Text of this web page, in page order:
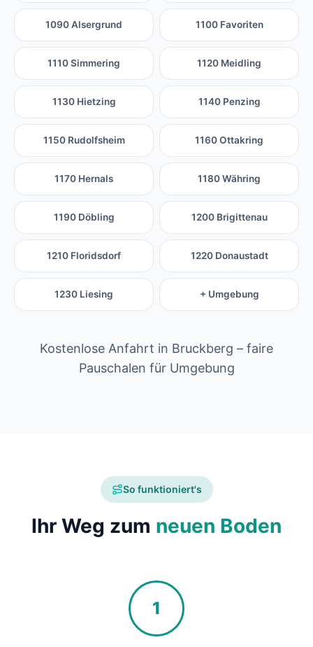
1090 Alsergrund 1100 Favoriten
1110 Simmering 1120 Meidling
1130 Hietzing 1140 Penzing
1150 Rudolfsheim 1160 Ottakring
1170 Hernals 1180 Währing
1190 Döbling 1200 Brigittenau
1210 Floridsdorf 1220 Donaustadt
1230 Liesing + Umgebung
Kostenlose Anfahrt in Bruckberg – faire
Pauschalen für Umgebung
So funktioniert's
Ihr Weg zum neuen Boden
1